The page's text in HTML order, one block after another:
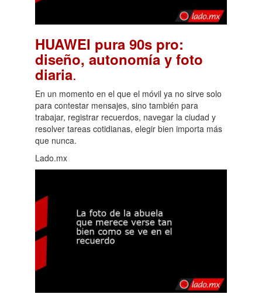
HUAWEI pura 90s pro:
diseño, autonomía y foto
diaria.
En un momento en el que el móvil ya no sirve solo
para contestar mensajes, sino también para
trabajar, registrar recuerdos, navegar la ciudad y
resolver tareas cotidianas, elegir bien importa más
que nunca.
Lado.mx